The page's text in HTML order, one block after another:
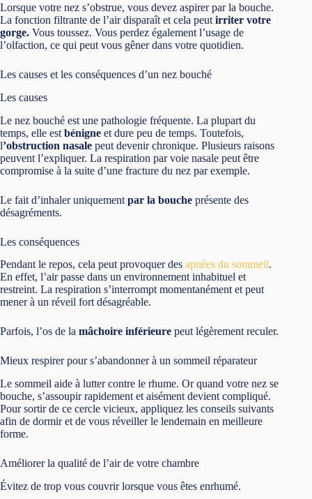
Lorsque votre nez s’obstrue, vous devez aspirer par la bouche.
La fonction filtrante de l’air disparaît et cela peut irriter votre
gorge. Vous toussez. Vous perdez également l’usage de
l’olfaction, ce qui peut vous gêner dans votre quotidien.
Les causes et les conséquences d’un nez bouché
Les causes
Le nez bouché est une pathologie fréquente. La plupart du
temps, elle est bénigne et dure peu de temps. Toutefois,
l’obstruction nasale peut devenir chronique. Plusieurs raisons
peuvent l’expliquer. La respiration par voie nasale peut être
compromise à la suite d’une fracture du nez par exemple.
Le fait d’inhaler uniquement par la bouche présente des
désagréments.
Les conséquences
Pendant le repos, cela peut provoquer des apnées du sommeil.
En effet, l’air passe dans un environnement inhabituel et
restreint. La respiration s’interrompt momentanément et peut
mener à un réveil fort désagréable.
Parfois, l’os de la mâchoire inférieure peut légèrement reculer.
Mieux respirer pour s’abandonner à un sommeil réparateur
Le sommeil aide à lutter contre le rhume. Or quand votre nez se
bouche, s’assoupir rapidement et aisément devient compliqué.
Pour sortir de ce cercle vicieux, appliquez les conseils suivants
afin de dormir et de vous réveiller le lendemain en meilleure
forme.
Améliorer la qualité de l’air de votre chambre
Évitez de trop vous couvrir lorsque vous êtes enrhumé.